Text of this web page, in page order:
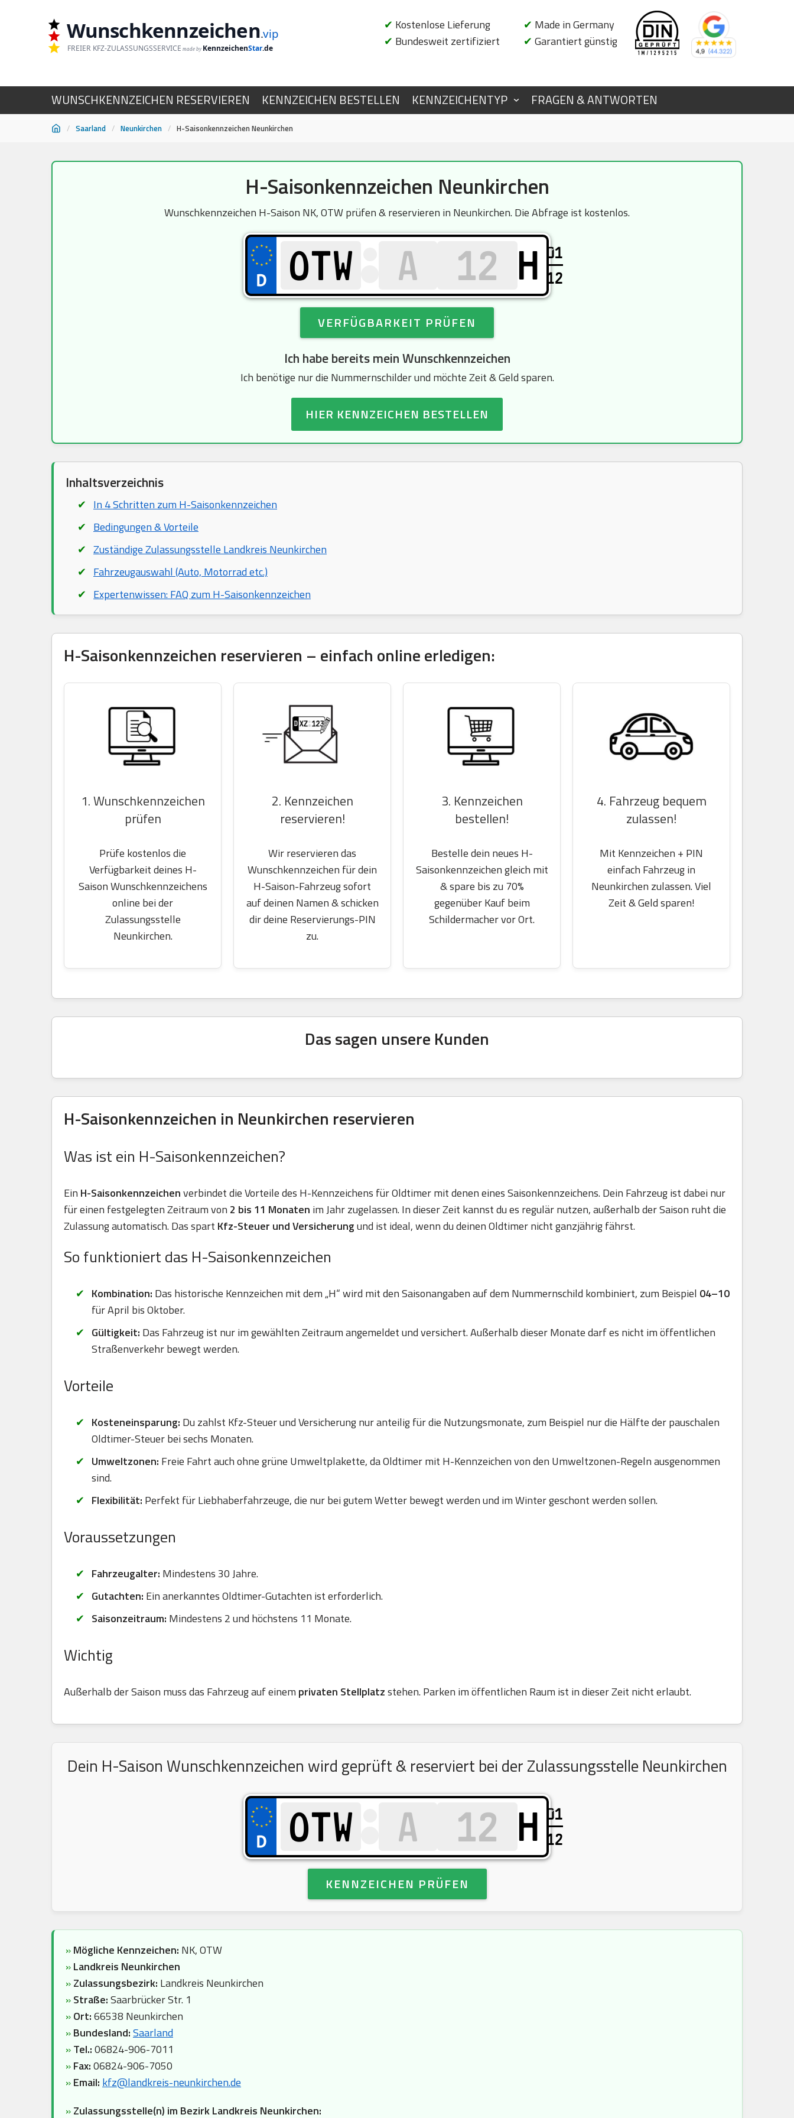
Wunschkennzeichen.vip
FREIER KFZ-ZULASSUNGSSERVICE made by KennzeichenStar.de
✔ Kostenlose Lieferung
✔ Bundesweit zertifiziert
✔ Made in Germany
✔ Garantiert günstig
WUNSCHKENNZEICHEN RESERVIEREN KENNZEICHEN BESTELLEN KENNZEICHENTYP FRAGEN & ANTWORTEN
/ Saarland / Neunkirchen / H-Saisonkennzeichen Neunkirchen
H-Saisonkennzeichen Neunkirchen
Wunschkennzeichen H-Saison NK, OTW prüfen & reservieren in Neunkirchen. Die Abfrage ist kostenlos.
H
01
12
VERFÜGBARKEIT PRÜFEN
Ich habe bereits mein Wunschkennzeichen
Ich benötige nur die Nummernschilder und möchte Zeit & Geld sparen.
HIER KENNZEICHEN BESTELLEN
Inhaltsverzeichnis
In 4 Schritten zum H-Saisonkennzeichen
Bedingungen & Vorteile
Zuständige Zulassungsstelle Landkreis Neunkirchen
Fahrzeugauswahl (Auto, Motorrad etc.)
Expertenwissen: FAQ zum H-Saisonkennzeichen
H-Saisonkennzeichen reservieren – einfach online erledigen:
1. Wunschkennzeichen
prüfen
Prüfe kostenlos die
Verfügbarkeit deines H-
Saison Wunschkennzeichens
online bei der
Zulassungsstelle
Neunkirchen.
2. Kennzeichen
reservieren!
Wir reservieren das
Wunschkennzeichen für dein
H-Saison-Fahrzeug sofort
auf deinen Namen & schicken
dir deine Reservierungs-PIN
zu.
3. Kennzeichen
bestellen!
Bestelle dein neues H-
Saisonkennzeichen gleich mit
& spare bis zu 70%
gegenüber Kauf beim
Schildermacher vor Ort.
4. Fahrzeug bequem
zulassen!
Mit Kennzeichen + PIN
einfach Fahrzeug in
Neunkirchen zulassen. Viel
Zeit & Geld sparen!
Das sagen unsere Kunden
H-Saisonkennzeichen in Neunkirchen reservieren
Was ist ein H-Saisonkennzeichen?
Ein H-Saisonkennzeichenverbindet die Vorteile des H-Kennzeichens für Oldtimer mit denen eines Saisonkennzeichens. Dein Fahrzeug ist dabei nur
für einen festgelegten Zeitraum von 2 bis 11 Monaten im Jahr zugelassen. In dieser Zeit kannst du es regulär nutzen, außerhalb der Saison ruht die
Zulassung automatisch. Das spart Kfz-Steuer und Versicherungund ist ideal, wenn du deinen Oldtimer nicht ganzjährig fährst.
So funktioniert das H-Saisonkennzeichen
Kombination: Das historische Kennzeichen mit dem „H“ wird mit den Saisonangaben auf dem Nummernschild kombiniert, zum Beispiel 04–10
für April bis Oktober.
Gültigkeit: Das Fahrzeug ist nur im gewählten Zeitraum angemeldet und versichert. Außerhalb dieser Monate darf es nicht im öffentlichen
Straßenverkehr bewegt werden.
Vorteile
Kosteneinsparung: Du zahlst Kfz-Steuer und Versicherung nur anteilig für die Nutzungsmonate, zum Beispiel nur die Hälfte der pauschalen
Oldtimer-Steuer bei sechs Monaten.
Umweltzonen: Freie Fahrt auch ohne grüne Umweltplakette, da Oldtimer mit H-Kennzeichen von den Umweltzonen-Regeln ausgenommen
sind.
Flexibilität: Perfekt für Liebhaberfahrzeuge, die nur bei gutem Wetter bewegt werden und im Winter geschont werden sollen.
Voraussetzungen
Fahrzeugalter: Mindestens 30 Jahre.
Gutachten: Ein anerkanntes Oldtimer-Gutachten ist erforderlich.
Saisonzeitraum: Mindestens 2 und höchstens 11 Monate.
Wichtig
Außerhalb der Saison muss das Fahrzeug auf einem privaten Stellplatzstehen. Parken im öffentlichen Raum ist in dieser Zeit nicht erlaubt.
Dein H-Saison Wunschkennzeichen wird geprüft & reserviert bei der Zulassungsstelle Neunkirchen
H
01
12
KENNZEICHEN PRÜFEN
»Mögliche Kennzeichen: NK, OTW
»Landkreis Neunkirchen
»Zulassungsbezirk: Landkreis Neunkirchen
»Straße:Saarbrücker Str. 1
»Ort:66538 Neunkirchen
»Bundesland:Saarland
»Tel.:06824-906-7011
»Fax:06824-906-7050
»Email: kfz@landkreis-neunkirchen.de
»Zulassungsstelle(n) im Bezirk Landkreis Neunkirchen: